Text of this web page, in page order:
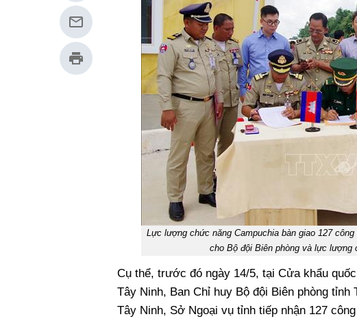
Lực lượng chức năng Campuchia bàn giao 127
cho Bộ đội Biên phòng và lực lượng
Cụ thể, trước đó ngày 14/5, tại Cửa khẩu
Tây Ninh, Ban Chỉ huy Bộ đội Biên phòng
Tây Ninh, Sở Ngoại vụ tỉnh tiếp nhận 127